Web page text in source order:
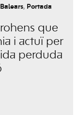
, Portada
que
i actuï per
perduda